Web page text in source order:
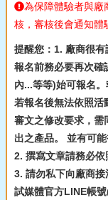
為保障體驗者與廠
核，審核後會通知體
提醒您：1. 廠商很有
報名前務必要再次確
內...等等)始可報名
若報名後無法依照活
審文之修改要求，需
出之產品。 並有可
2. 撰寫文章請務必依
3. 請勿私下向廠商
試媒體官方LINE帳